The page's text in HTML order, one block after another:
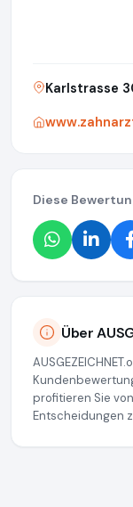
Karlstrasse
Diese
Über
profitieren Sie
Entscheidungen